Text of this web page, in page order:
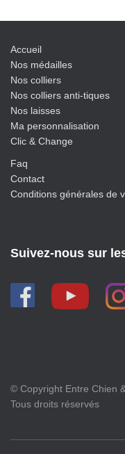
Accueil
Nos médailles
Nos colliers
Nos colliers anti-tiques
Nos laisses
Ma personnalisation
Clic & Change
Faq
Contact
Conditions générales de
Suivez-nous sur
© Copyright Entre Chien
Tous droits réservés